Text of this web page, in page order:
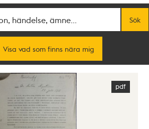
Sök
Visa vad som finns nära mig